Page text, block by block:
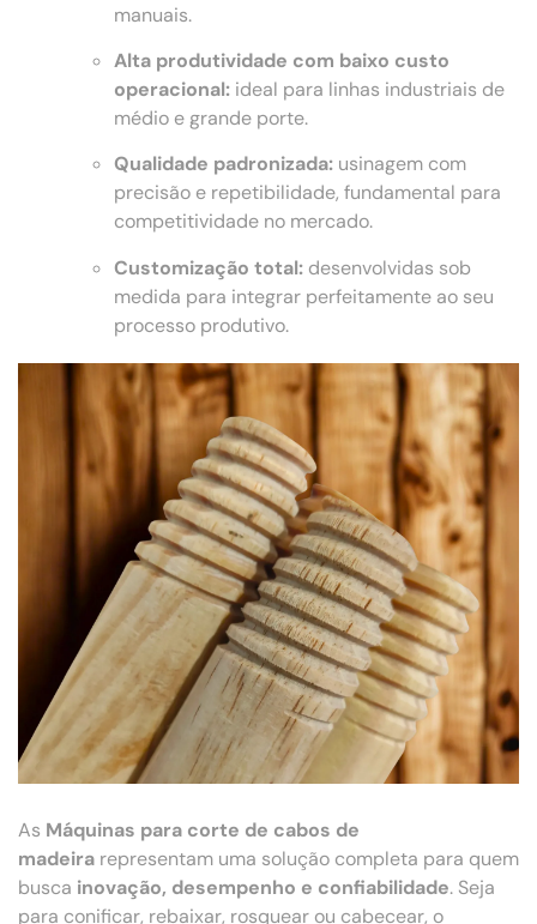
manuais.
Alta produtividade com baixo custo
operacional: ideal para linhas industriais de
médio e grande porte.
Qualidade padronizada: usinagem com
precisão e repetibilidade, fundamental para
competitividade no mercado.
Customização total: desenvolvidas sob
medida para integrar perfeitamente ao seu
processo produtivo.
As Máquinas para corte de cabos de
madeira representam uma solução completa para quem
busca inovação, desempenho e confiabilidade. Seja
para conificar, rebaixar, rosquear ou cabecear, o